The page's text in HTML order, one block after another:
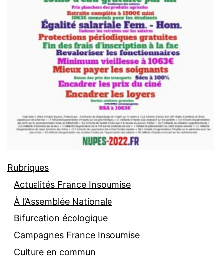
Rubriques
Actualités France Insoumise
À l’Assemblée Nationale
Bifurcation écologique
Campagnes France Insoumise
Culture en commun